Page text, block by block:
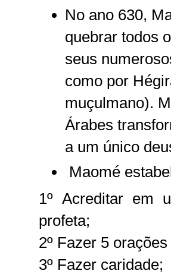
No ano 630,
quebrar todos
seus
como por
muçulmano).
Árabes
a um único
Maomé
1º Acreditar em
profeta;
2º Fazer 5
3º Fazer caridade;